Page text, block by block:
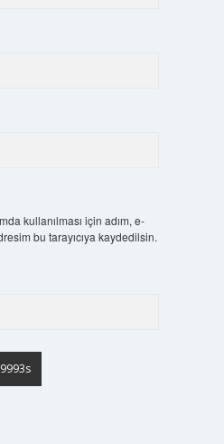
kullanılması için adım, e-
bu tarayıcıya kaydedilsin.